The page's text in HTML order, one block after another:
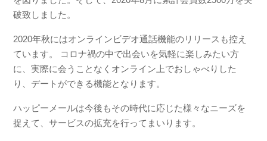
破致しました。
2020年秋にはオンラインビデオ通話機能のリリースも控え
ています。 コロナ禍の中で出会いを気軽に楽しみたい方
に、実際に会うことなくオンライン上でおしゃべりした
り、デートができる機能となります。
ハッピーメールは今後もその時代に応じた様々なニーズを
捉えて、サービスの拡充を行ってまいります。